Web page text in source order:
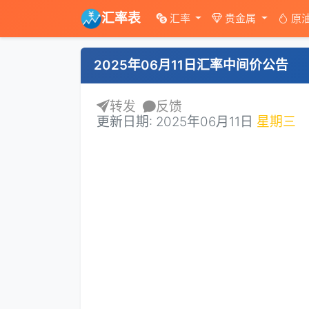
汇率表 汇率 贵金属 原
2025年06月11日汇率中间价公告
转发
反馈
更新日期: 2025年06月11日 星期三